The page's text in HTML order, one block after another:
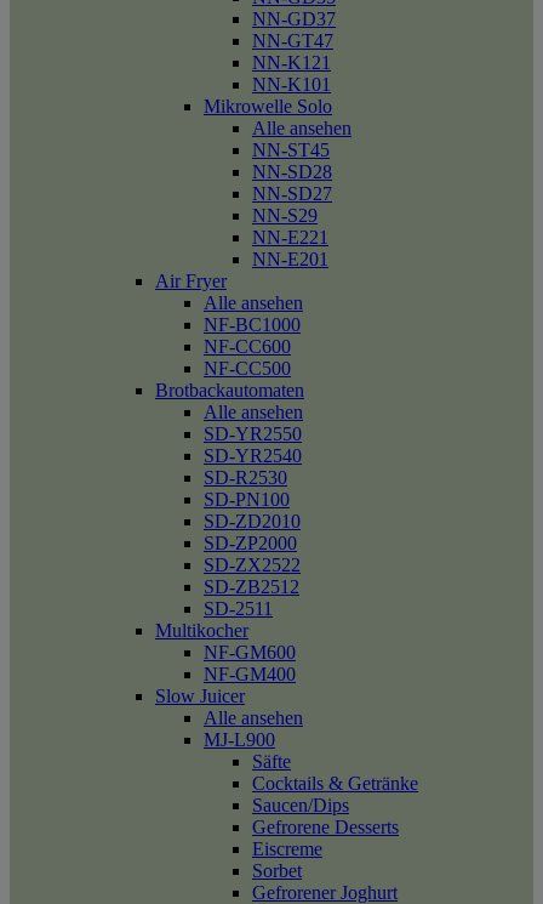
NN-GD37
NN-GT47
NN-K121
NN-K101
Mikrowelle Solo
Alle ansehen
NN-ST45
NN-SD28
NN-SD27
NN-S29
NN-E221
NN-E201
Air Fryer
Alle ansehen
NF-BC1000
NF-CC600
NF-CC500
Brotbackautomaten
Alle ansehen
SD-YR2550
SD-YR2540
SD-R2530
SD-PN100
SD-ZD2010
SD-ZP2000
SD-ZX2522
SD-ZB2512
SD-2511
Multikocher
NF-GM600
NF-GM400
Slow Juicer
Alle ansehen
MJ-L900
Säfte
Cocktails & Getränke
Saucen/Dips
Gefrorene Desserts
Eiscreme
Sorbet
Gefrorener Joghurt